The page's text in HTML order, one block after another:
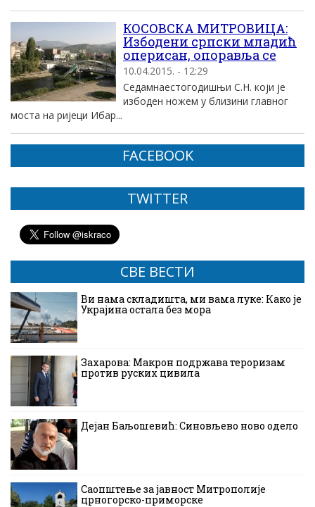
КОСОВСКА МИТРОВИЦА:
Избодени српски младић
оперисан, опоравља се
10.04.2015. - 12:29
Седамнаестогодишњи С.Н. који је
избоден ножем у близини главног
моста на ријеци Ибар...
FACEBOOK
TWITTER
СВЕ ВЕСТИ
Ви нама складишта, ми вама луке: Како је
Украјина остала без мора
Захарова: Макрон подржава тероризам
против руских цивила
Дејан Баљошевић: Синовљево ново одело
Саопштење за јавност Митрополије
црногорско-приморске